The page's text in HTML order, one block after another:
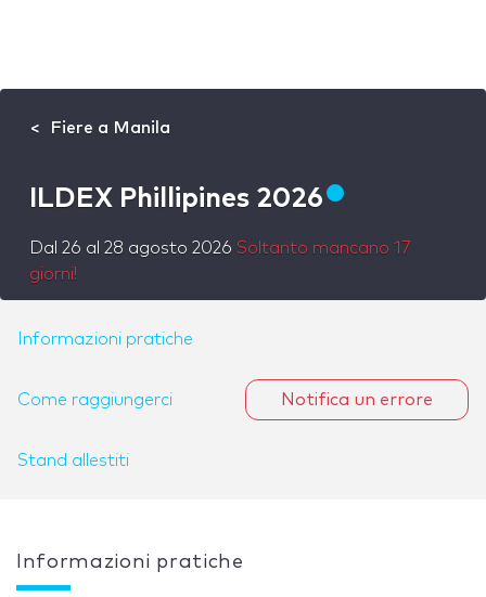
Fiere a Manila
ILDEX Phillipines 2026
Dal 26 al 28 agosto 2026 Soltanto mancano 17
giorni!
Informazioni pratiche
Come raggiungerci
Stand allestiti
Notifica un errore
Informazioni pratiche